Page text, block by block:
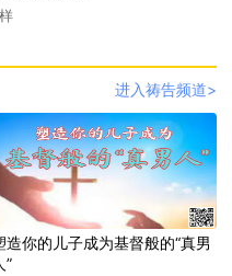
进入祷告频道>
造你的儿子成为基督般的“真男
”